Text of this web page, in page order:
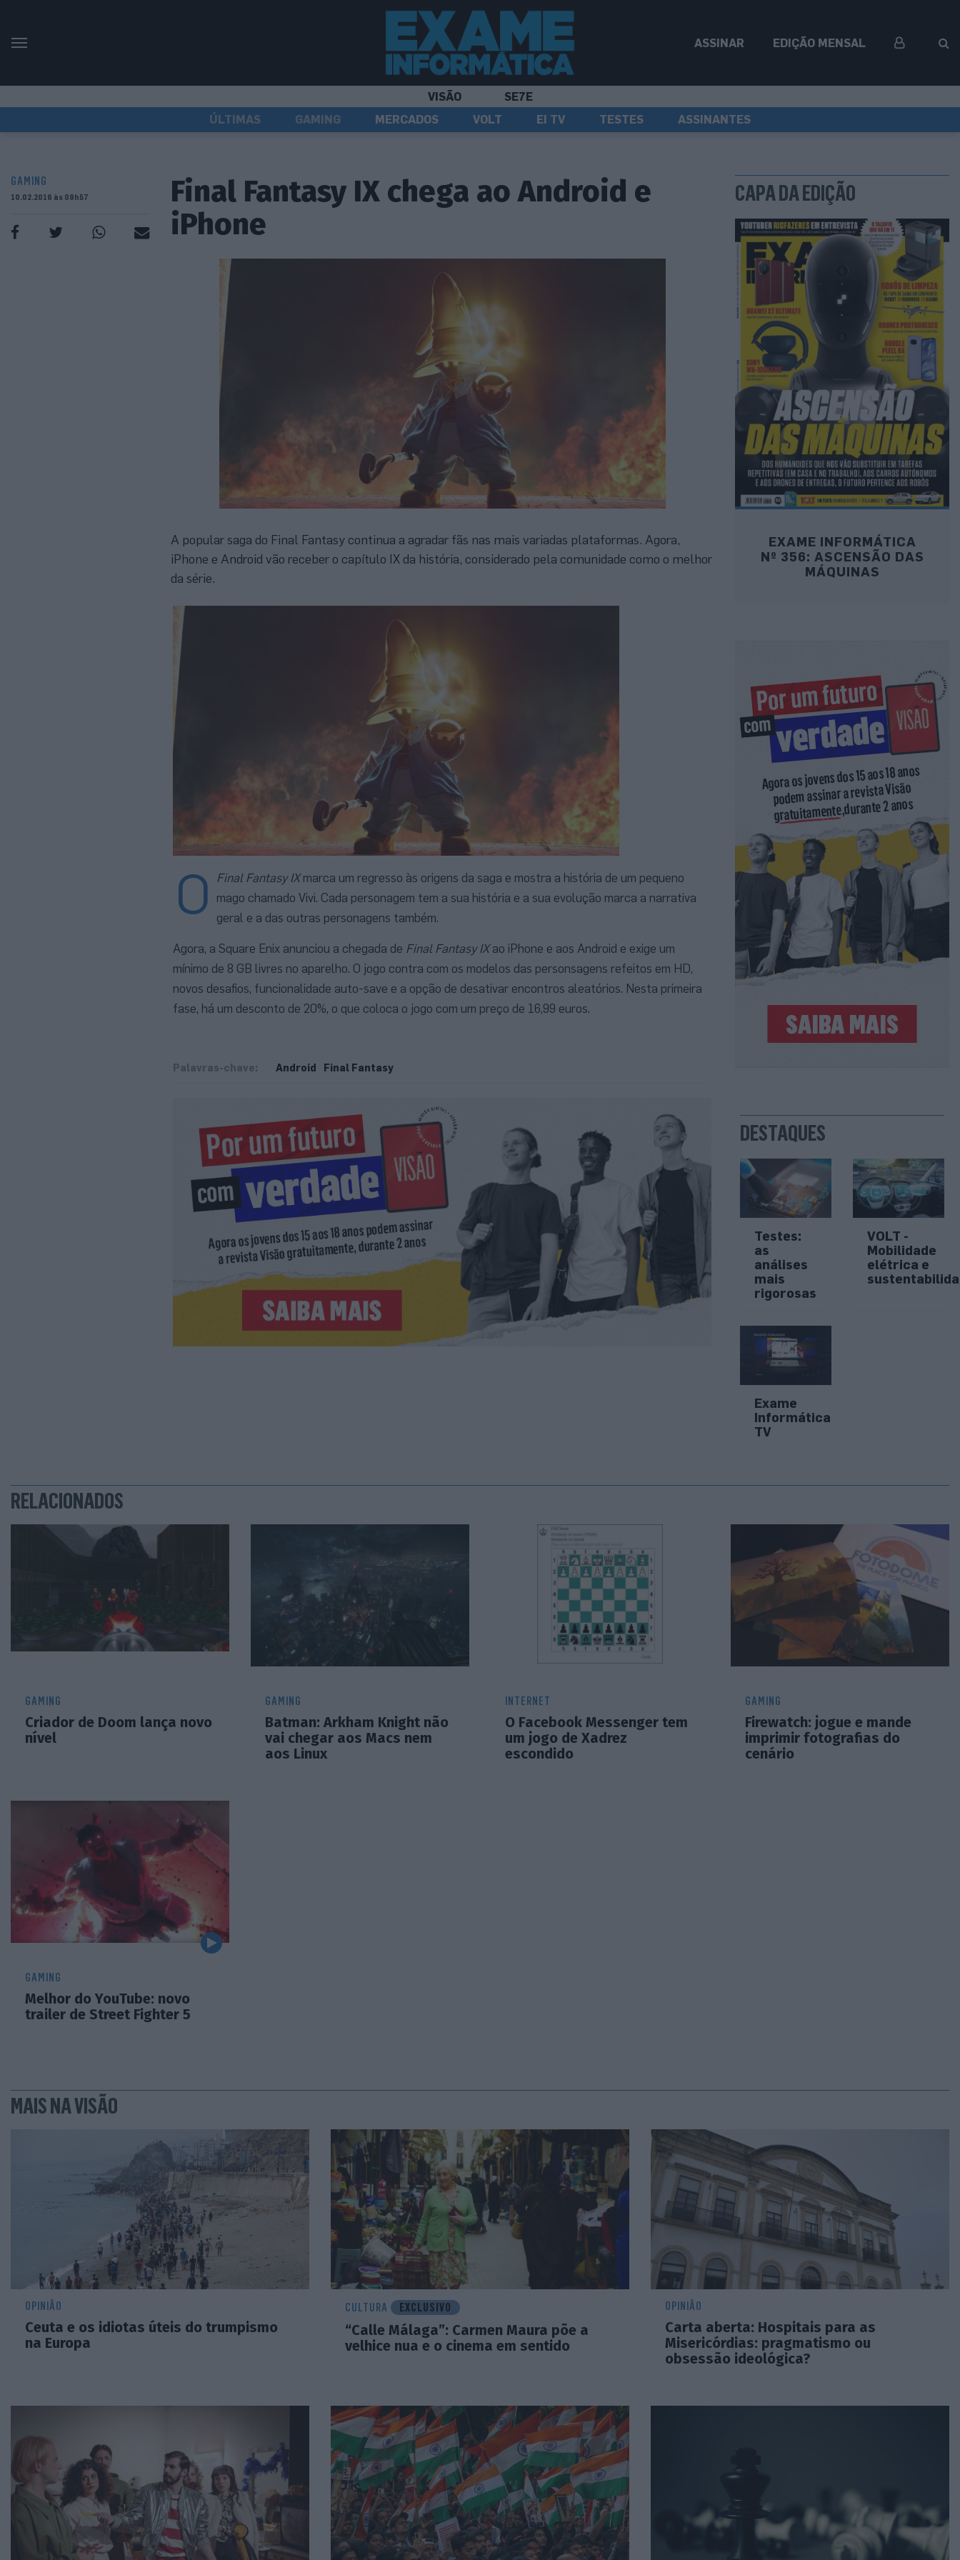
ASSINAR EDIÇÃO MENSAL
VISÃO
SE7E
ÚLTIMAS
GAMING MERCADOS VOLT EI TV TESTES ASSINANTES
GAMING
10.02.2016 às 09h57
Final Fantasy IX chega ao Android e
iPhone
A popular saga do Final Fantasy continua a agradar fãs nas mais variadas plataformas. Agora,
iPhone e Android vão receber o capítulo IX da história, considerado pela comunidade como o melhor
da série.
O Final Fantasy IXmarca um regresso às origens da saga e mostra a história de um pequeno
mago chamado Vivi. Cada personagem tem a sua história e a sua evolução marca a narrativa
geral e a das outras personagens também.
Agora, a Square Enix anunciou a chegada de Final Fantasy IXao iPhone e aos Android e exige um
mínimo de 8 GB livres no aparelho. O jogo contra com os modelos das personsagens refeitos em HD,
novos desafios, funcionalidade auto-save e a opção de desativar encontros aleatórios. Nesta primeira
fase, há um desconto de 20%, o que coloca o jogo com um preço de 16,99 euros.
Palavras-chave: Android Final Fantasy
CAPA DA EDIÇÃO
EXAME INFORMÁTICA
Nº 356: ASCENSÃO DAS
MÁQUINAS
DESTAQUES
Testes:
as
análises
mais
rigorosas
VOLT -
Mobilidade
elétrica e
Exame
Informática
TV
RELACIONADOS
GAMING
Criador de Doom lança novo
nível
GAMING
Batman: Arkham Knight não
vai chegar aos Macs nem
aos Linux
INTERNET
O Facebook Messenger tem
um jogo de Xadrez
escondido
GAMING
Firewatch: jogue e mande
imprimir fotografias do
cenário
GAMING
Melhor do YouTube: novo
trailer de Street Fighter 5
MAIS NA VISÃO
OPINIÃO
Ceuta e os idiotas úteis do trumpismo
na Europa
CULTURA EXCLUSIVO
“Calle Málaga”: Carmen Maura põe a
velhice nua e o cinema em sentido
OPINIÃO
Carta aberta: Hospitais para as
Misericórdias: pragmatismo ou
obsessão ideológica?